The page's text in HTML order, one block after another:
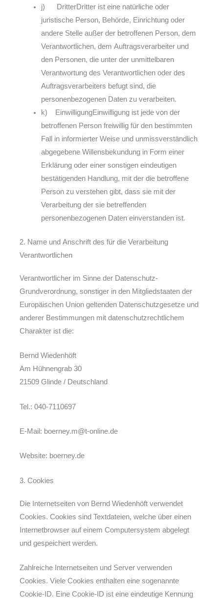
j) DritterDritter ist eine natürliche oder
juristische Person, Behörde, Einrichtung oder
andere Stelle außer der betroffenen Person, dem
Verantwortlichen, dem Auftragsverarbeiter und
den Personen, die unter der unmittelbaren
Verantwortung des Verantwortlichen oder des
Auftragsverarbeiters befugt sind, die
personenbezogenen Daten zu verarbeiten.
k) EinwilligungEinwilligung ist jede von der
betroffenen Person freiwillig für den bestimmten
Fall in informierter Weise und unmissverständlich
abgegebene Willensbekundung in Form einer
Erklärung oder einer sonstigen eindeutigen
bestätigenden Handlung, mit der die betroffene
Person zu verstehen gibt, dass sie mit der
Verarbeitung der sie betreffenden
personenbezogenen Daten einverstanden ist.
2. Name und Anschrift des für die Verarbeitung
Verantwortlichen
Verantwortlicher im Sinne der Datenschutz-
Grundverordnung, sonstiger in den Mitgliedstaaten der
Europäischen Union geltenden Datenschutzgesetze und
anderer Bestimmungen mit datenschutzrechtlichem
Charakter ist die:
Bernd Wiedenhöft
Am Hühnengrab 30
21509 Glinde / Deutschland
Tel.: 040-7110697
E-Mail: boerney.m@t-online.de
Website: boerney.de
3. Cookies
Die Internetseiten von Bernd Wiedenhöft verwendet
Cookies. Cookies sind Textdateien, welche über einen
Internetbrowser auf einem Computersystem abgelegt
und gespeichert werden.
Zahlreiche Internetseiten und Server verwenden
Cookies. Viele Cookies enthalten eine sogenannte
Cookie-ID. Eine Cookie-ID ist eine eindeutige Kennung